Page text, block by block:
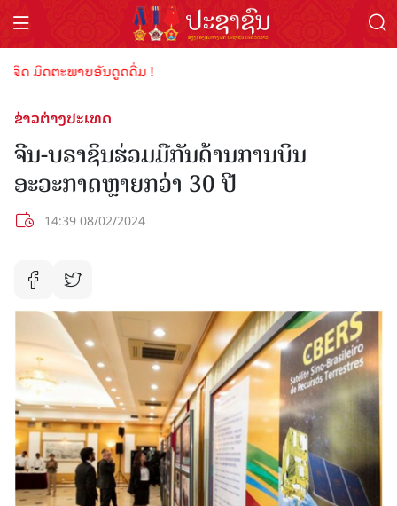
ມິດຕະພາບອັນດູດດື່ມ !
ຂ່າວຕ່າງປະເທດ
ຈີນ-ບຣາຊິນຮ່ວມມືກັນດ້ານການບິນ
ອະວະກາດຫຼາຍກວ່າ 30 ປີ
14:39 08/02/2024